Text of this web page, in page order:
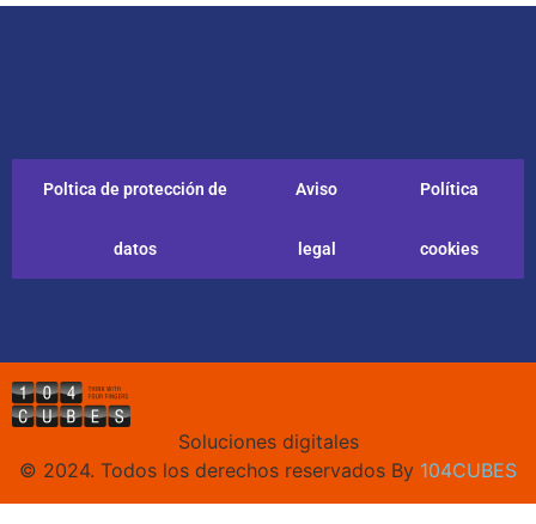
Poltica de protección de
datos
Aviso
legal
Política
cookies
Soluciones digitales
© 2024. Todos los derechos reservados By 104CUBES